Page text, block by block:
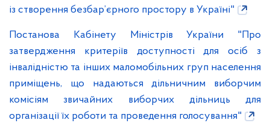
із створення безбар’єрного простору в Україні"
Постанова Кабінету Міністрів України "Про
затвердження критеріїв доступності для осіб з
інвалідністю та інших маломобільних груп населення
приміщень, що надаються дільничним виборчим
комісіям звичайних виборчих дільниць для
організації їх роботи та проведення голосування"